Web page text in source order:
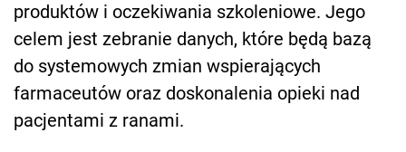
produktów i oczekiwania szkoleniowe. Jego
celem jest zebranie danych, które będą bazą
do systemowych zmian wspierających
farmaceutów oraz doskonalenia opieki nad
pacjentami z ranami.